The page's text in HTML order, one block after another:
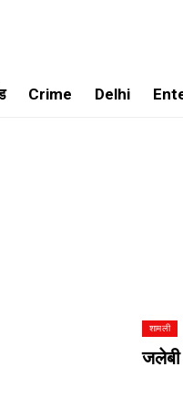
Crime Delhi
शामली
जलेबी